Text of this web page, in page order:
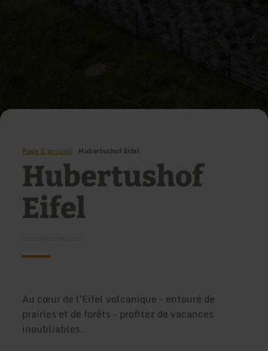
Page d'accueil Hubertushof Eifel
Hubertushof
Eifel
Au cœur de l'Eifel volcanique - entouré de
prairies et de forêts - profitez de vacances
inoubliables.